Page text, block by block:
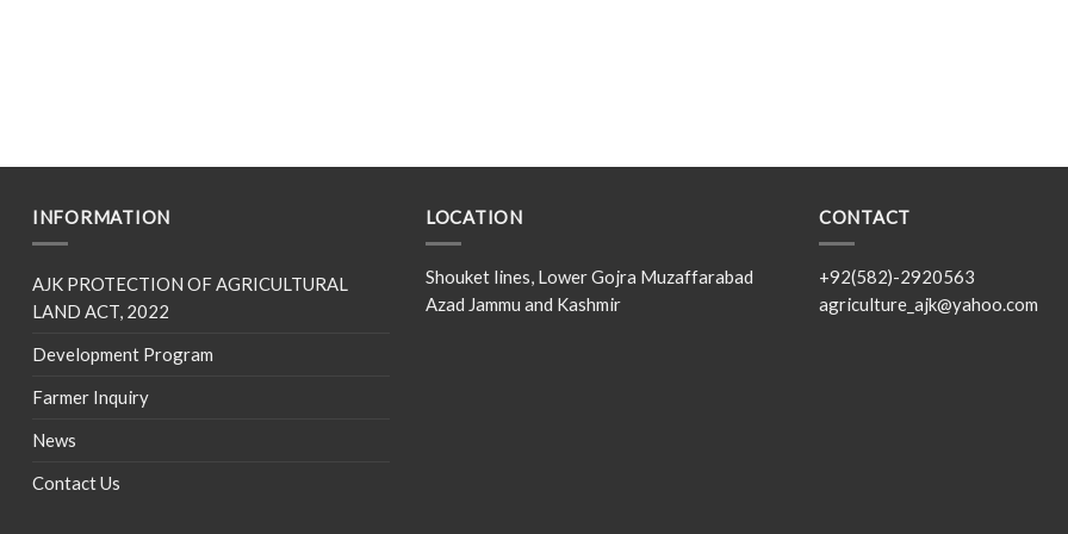
INFORMATION
AJK PROTECTION OF AGRICULTURAL
LAND ACT, 2022
Development Program
Farmer Inquiry
News
Contact Us
LOCATION
Shouket lines, Lower Gojra Muzaffarabad
Azad Jammu and Kashmir
CONTACT
+92(582)-2920563
agriculture_ajk@yahoo.com